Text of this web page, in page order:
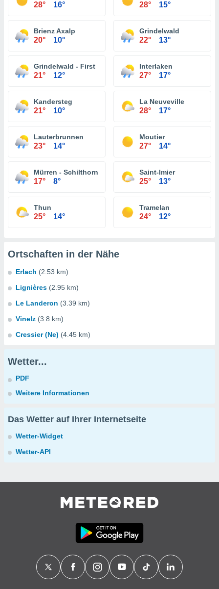
28° 16° 28° 15°
Brienz Axalp
20° 10°
Grindelwald
22° 13°
Grindelwald - First
21° 12°
Interlaken
27° 17°
Kandersteg
21° 10°
La Neuveville
28° 17°
Lauterbrunnen
23° 14°
Moutier
27° 14°
Mürren - Schilthorn
17° 8°
Saint-Imier
25° 13°
Thun
25° 14°
Tramelan
24° 12°
Ortschaften in der Nähe
Erlach (2.53 km)
Lignières (2.95 km)
Le Landeron (3.39 km)
Vinelz (3.8 km)
Cressier (Ne) (4.45 km)
Wetter...
PDF
Weitere Informationen
Das Wetter auf Ihrer Internetseite
Wetter-Widget
Wetter-API